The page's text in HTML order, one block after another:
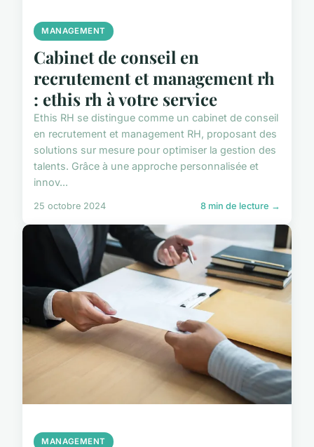
MANAGEMENT
Cabinet de conseil en
recrutement et management rh
: ethis rh à votre service
Ethis RH se distingue comme un cabinet de conseil
en recrutement et management RH, proposant des
solutions sur mesure pour optimiser la gestion des
talents. Grâce à une approche personnalisée et
innov...
25 octobre 2024 8 min de lecture →
MANAGEMENT